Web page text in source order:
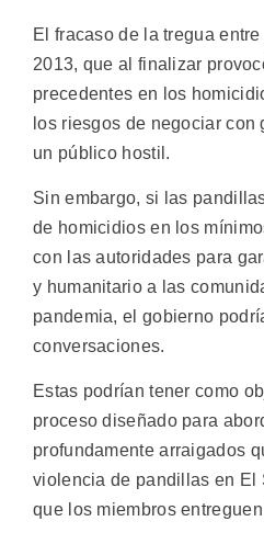
El fracaso de la tregua
2013, que al finalizar
precedentes en los
los riesgos de negociar
un público hostil.
Sin embargo, si las
de homicidios en los
con las autoridades para
y humanitario a las
pandemia, el gobierno
conversaciones.
Estas podrían tener como
proceso diseñado para
profundamente arraigados
violencia de pandillas en El
que los miembros